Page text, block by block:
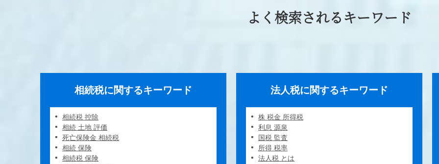
よく検索されるキーワード
相続税に関するキーワード
相続税 控除
相続 土地 評価
死亡保険金 相続税
相続 保険
相続税 保険
法人税に関するキーワード
株 税金 所得税
利息 源泉
国税 監査
所得 税率
法人税 とは